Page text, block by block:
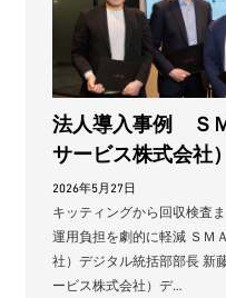
法人導入事例 Ｓ
サービス株式会社
2026年5月27日
キッティングから回収検査
運用負担を劇的に軽減 ＳＭ
社）デジタル統括部部長 新
ービス株式会社）デ…